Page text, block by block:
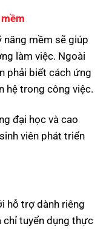
năng mềm sẽ giúp
làm việc. Ngoài
phải biết cách ứng
hệ trong công việc.
đại học và cao
viên phát triển
hỗ trợ dành riêng
chỉ tuyển dụng thực